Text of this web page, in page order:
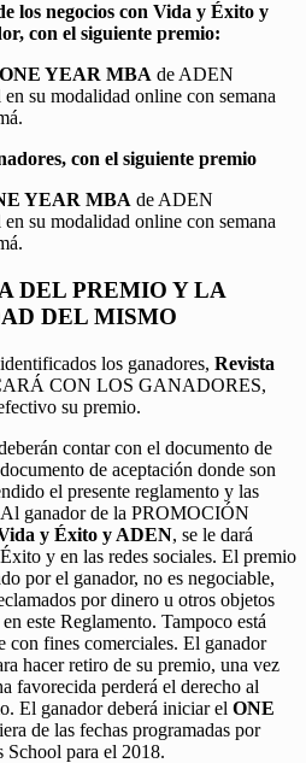
los negocios con Vida y Éxito y
con el siguiente premio:
ONE YEAR MBA de ADEN
su modalidad online con semana
con el siguiente premio
YEAR MBA de ADEN
su modalidad online con semana
DEL PREMIO Y LA
DEL MISMO
los ganadores, Revista
CON LOS GANADORES,
su premio.
contar con el documento de
de aceptación donde son
el presente reglamento y las
ganador de la PROMOCIÓN
y Éxito y ADEN, se le dará
y en las redes sociales. El premio
por el ganador, no es negociable,
por dinero u otros objetos
este Reglamento. Tampoco está
con fines comerciales. El ganador
hacer retiro de su premio, una vez
favorecida perderá el derecho al
El ganador deberá iniciar el ONE
de las fechas programadas por
para el 2018.